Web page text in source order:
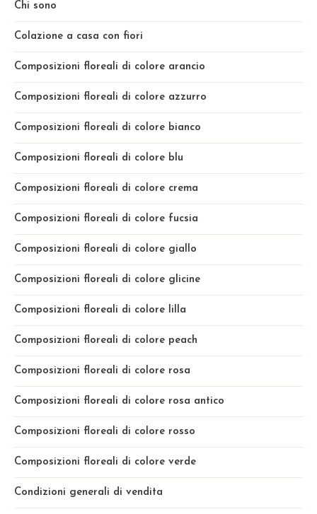
Chi sono
Colazione a casa con fiori
Composizioni floreali di colore arancio
Composizioni floreali di colore azzurro
Composizioni floreali di colore bianco
Composizioni floreali di colore blu
Composizioni floreali di colore crema
Composizioni floreali di colore fucsia
Composizioni floreali di colore giallo
Composizioni floreali di colore glicine
Composizioni floreali di colore lilla
Composizioni floreali di colore peach
Composizioni floreali di colore rosa
Composizioni floreali di colore rosa antico
Composizioni floreali di colore rosso
Composizioni floreali di colore verde
Condizioni generali di vendita